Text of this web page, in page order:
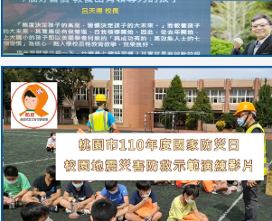
link
to
https://sites.google.com/stes.tyc.edu.tw/
link
to
https://drive.google.com/file/d/
usp=sharing
link
to
https://youtu.be/jJOMVWY3-
8M
link
to
https://drive.google.com/file/d/
usp=sharing